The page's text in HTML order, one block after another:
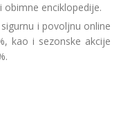
enciklopedije.
i povoljnu online
kao i sezonske akcije